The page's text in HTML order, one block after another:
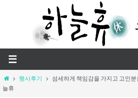
Home행사후기
섬세하게 책임감을 가지고 고인
늘휴